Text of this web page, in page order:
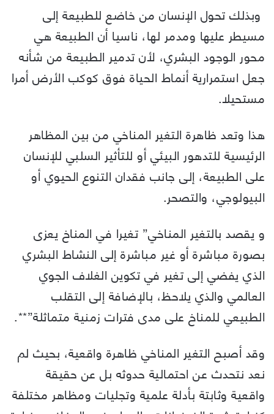
وبذلك تحول الإنسان من خاضع للطبيعة إلى
مسيطر عليها ومدمر لها، ناسيا أن الطبيعة هي
محور الوجود البشري، لأن تدمير الطبيعة من شأنه
جعل استمرارية أنماط الحياة فوق كوكب الأرض أمرا
مستحيلا.
هذا وتعد ظاهرة التغير المناخي من بين المظاهر
الرئيسية للتدهور البيئي أو للتأثير السلبي للإنسان
على الطبيعة، إلى جانب فقدان التنوع الحيوي أو
البيولوجي، والتصحر.
و يقصد بالتغير المناخي” تغيرا في المناخ يعزى
بصورة مباشرة أو غير مباشرة إلى النشاط البشري
الذي يفضي إلى تغير في تكوين الغلاف الجوي
العالمي والذي يلاحظ، بالإضافة إلى التقلب
الطبيعي للمناخ على مدى فترات زمنية متماثلة”**.
وقد أصبح التغير المناخي ظاهرة واقعية، بحيث لم
نعد نتحدث عن احتمالية حدوثه بل عن حقيقة
واقعية وثابتة بأدلة علمية وتجليات ومظاهر مختلفة